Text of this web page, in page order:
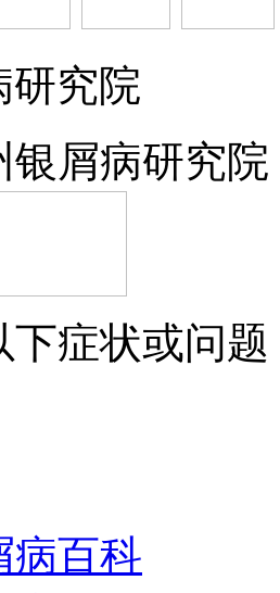
研究院
银屑病研究院
症状或问
病百科